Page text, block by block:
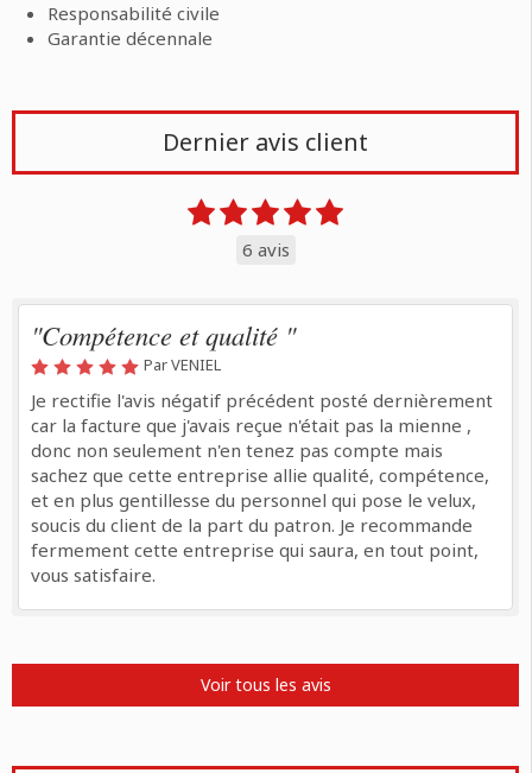
Responsabilité civile
Garantie décennale
Dernier avis client
6 avis
"Compétence et qualité "
Par VENIEL
Je rectifie l'avis négatif précédent posté dernièrement
car la facture que j'avais reçue n'était pas la mienne ,
donc non seulement n'en tenez pas compte mais
sachez que cette entreprise allie qualité, compétence,
et en plus gentillesse du personnel qui pose le velux,
soucis du client de la part du patron. Je recommande
fermement cette entreprise qui saura, en tout point,
vous satisfaire.
Voir tous les avis